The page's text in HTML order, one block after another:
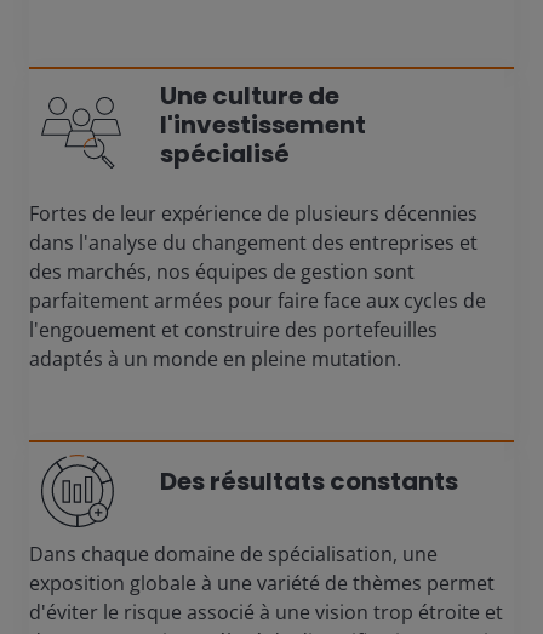
Une culture de
l'investissement
spécialisé
Fortes de leur expérience de plusieurs décennies
dans l'analyse du changement des entreprises et
des marchés, nos équipes de gestion sont
parfaitement armées pour faire face aux cycles de
l'engouement et construire des portefeuilles
adaptés à un monde en pleine mutation.
Des résultats constants
Dans chaque domaine de spécialisation, une
exposition globale à une variété de thèmes permet
d'éviter le risque associé à une vision trop étroite et